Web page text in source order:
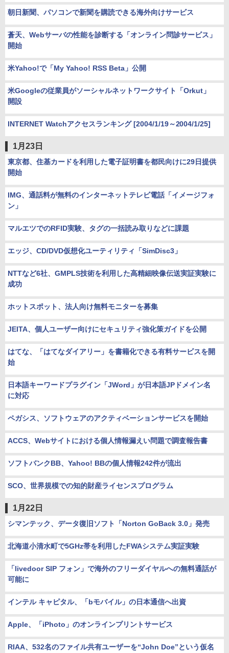
朝日新聞、パソコンで新聞を購読できる海外向けサービス
蒼天、Webサーバの性能を診断する「オンライン問診サービス」
開始
米Yahoo!で「My Yahoo! RSS Beta」公開
米Googleの従業員がソーシャルネットワークサイト「Orkut」
開設
INTERNET Watchアクセスランキング [2004/1/19～2004/1/25]
1月23日
東京都、住基カードを利用した電子証明書を都民向けに29日提供
開始
IMG、通話料が無料のインターネットテレビ電話「イメージフォ
ン」
マルエツでのRFID実験、タグの一括読み取りなどに課題
エッジ、CD/DVD仮想化ユーティリティ「SimDisc3」
NTTなど6社、GMPLS技術を利用した高精細映像伝送実証実験に
成功
ホットスポット、法人向け無料モニターを募集
JEITA、個人ユーザー向けにセキュリティ強化策ガイドを公開
はてな、「はてなダイアリー」を書籍化できる有料サービスを開
始
日本語キーワードプラグイン「JWord」が日本語JPドメイン名
に対応
ペガシス、ソフトウェアのアクティベーションサービスを開始
ACCS、Webサイトにおける個人情報漏えい問題で調査報告書
ソフトバンクBB、Yahoo! BBの個人情報242件が流出
SCO、世界規模での知的財産ライセンスプログラム
1月22日
シマンテック、データ復旧ソフト「Norton GoBack 3.0」発売
北海道小清水町で5GHz帯を利用したFWAシステム実証実験
「livedoor SIP フォン」で海外のフリーダイヤルへの無料通話が
可能に
インテル キャピタル、「bモバイル」の日本通信へ出資
Apple、「iPhoto」のオンラインプリントサービス
RIAA、532名のファイル共有ユーザーを“John Doe”という仮名